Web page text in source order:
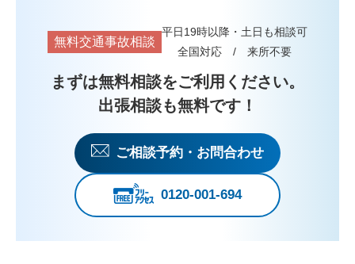
無料交通事故相談
平日19時以降・土日も相談可
全国対応 / 来所不要
まずは無料相談をご利用ください。
出張相談も無料です！
ご相談予約・お問合わせ
0120-001-694